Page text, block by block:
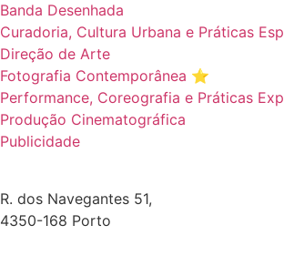
Banda Desenhada
Curadoria, Cultura Urbana e Práticas
Direção de Arte
Fotografia Contemporânea ⭐️
Performance, Coreografia e Práticas
Produção Cinematográfica
Publicidade
R. dos Navegantes 51,
4350-168 Porto